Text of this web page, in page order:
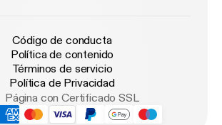
Código de conducta
Política de contenido
Términos de servicio
Política de Privacidad
Página con Certificado SSL